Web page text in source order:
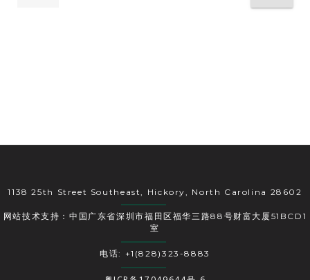
1138 25th Street Southeast, Hickory, North Carolina 28602
网站技术支持：中国广东省深圳市福田区福华三路88号财富大厦51BCD1
室
电话: +1(828)323-8883